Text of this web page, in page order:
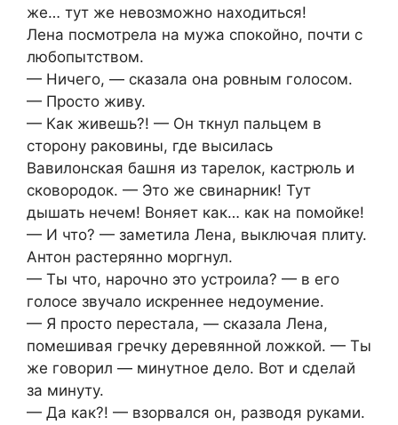
же… тут же невозможно находиться!
Лена посмотрела на мужа спокойно, почти с
любопытством.
— Ничего, — сказала она ровным голосом.
— Просто живу.
— Как живешь?! — Он ткнул пальцем в
сторону раковины, где высилась
Вавилонская башня из тарелок, кастрюль и
сковородок. — Это же свинарник! Тут
дышать нечем! Воняет как… как на помойке!
— И что? — заметила Лена, выключая плиту.
Антон растерянно моргнул.
— Ты что, нарочно это устроила? — в его
голосе звучало искреннее недоумение.
— Я просто перестала, — сказала Лена,
помешивая гречку деревянной ложкой. — Ты
же говорил — минутное дело. Вот и сделай
за минуту.
— Да как?! — взорвался он, разводя руками.